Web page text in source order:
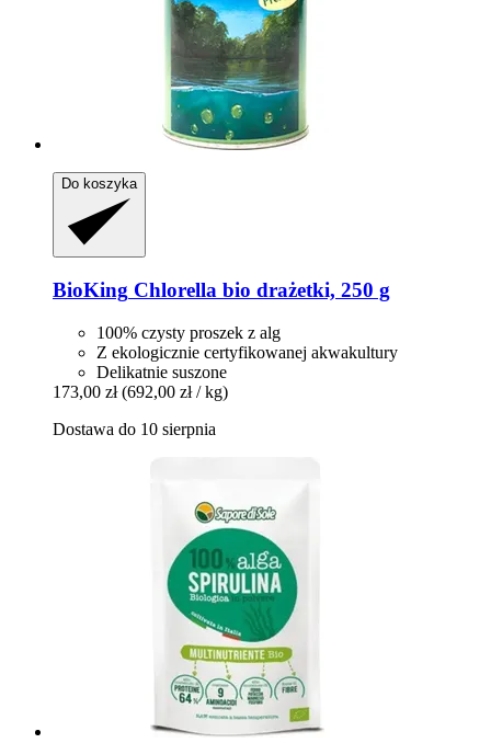
Do koszyka
BioKing Chlorella bio drażetki, 250 g
100% czysty proszek z alg
Z ekologicznie certyfikowanej akwakultury
Delikatnie suszone
173,00 zł (692,00 zł / kg)
Dostawa do 10 sierpnia